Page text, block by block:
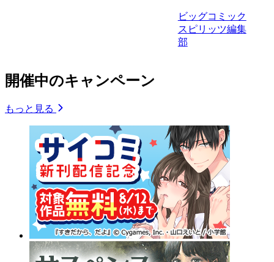
ビッグコミック
スピリッツ編集
部
開催中のキャンペーン
もっと見る